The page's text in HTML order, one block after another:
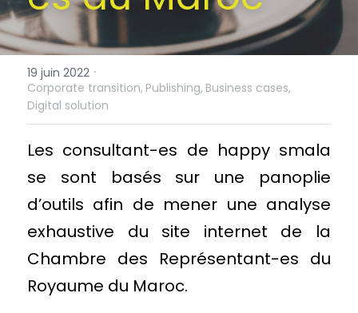
19 juin 2022 ·
Corporate transition, Publishing, Business cases,
Digital solution
Les consultant-es de happy smala
se sont basés sur une panoplie
d’outils afin de mener une analyse
exhaustive du site internet de la
Chambre des Représentant-es du
Royaume du Maroc.